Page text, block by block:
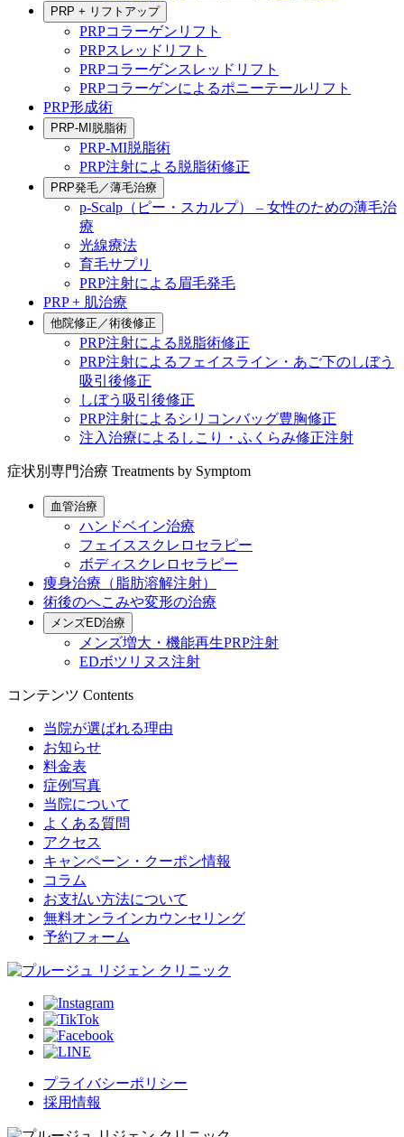
PRP + リフトアップ
PRPコラーゲンリフト
PRPスレッドリフト
PRPコラーゲンスレッドリフト
PRPコラーゲンによるポニーテールリフト
PRP形成術
PRP-MI脱脂術
PRP-MI脱脂術
PRP注射による脱脂術修正
PRP発毛／薄毛治療
p-Scalp（ピー・スカルプ） – 女性のための薄毛治
療
光線療法
育毛サプリ
PRP注射による眉毛発毛
PRP + 肌治療
他院修正／術後修正
PRP注射による脱脂術修正
PRP注射によるフェイスライン・あご下のしぼう
吸引後修正
しぼう吸引後修正
PRP注射によるシリコンバッグ豊胸修正
注入治療によるしこり・ふくらみ修正注射
症状別専門治療 Treatments by Symptom
血管治療
ハンドベイン治療
フェイススクレロセラピー
ボディスクレロセラピー
痩身治療（脂肪溶解注射）
術後のへこみや変形の治療
メンズED治療
メンズ増大・機能再生PRP注射
EDボツリヌス注射
コンテンツ Contents
当院が選ばれる理由
お知らせ
料金表
症例写真
当院について
よくある質問
アクセス
キャンペーン・クーポン情報
コラム
お支払い方法について
無料オンラインカウンセリング
予約フォーム
プライバシーポリシー
採用情報